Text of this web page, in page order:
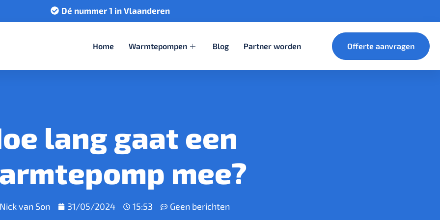
Dé nummer 1 in Vlaanderen
Home Warmtepompen Blog Partner worden Offerte aanvragen
lang gaat een
mee?
Nick van Son 31/05/2024 15:53 Geen berichten